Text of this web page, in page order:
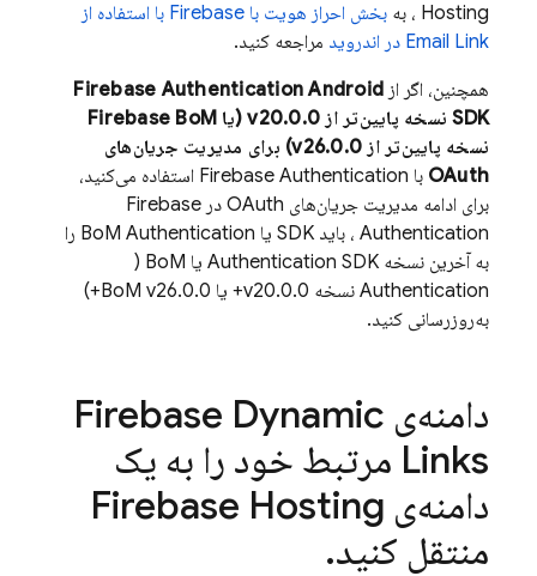
Hosting ، به
بخش احراز هویت با Firebase با استفاده از
Email Link در اندروید
مراجعه کنید.
همچنین، اگر از
Firebase AuthenticationAndroid
SDK نسخه پایین‌تر از v20.0.0 (یا
Firebase BoM
نسخه پایین‌تر از v26.0.0) برای مدیریت جریان‌های
OAuth با Firebase Authentication استفاده می‌کنید،
برای ادامه مدیریت جریان‌های OAuth در
Firebase
Authentication
، باید SDK یا BoM Authentication را
به آخرین نسخه
Authentication SDK یا BoM
(
Authentication نسخه v20.0.0+ یا BoM
v26.0.0+)
به‌روزرسانی کنید.
دامنه‌ی Firebase Dynamic
Links مرتبط خود را به یک
دامنه‌ی Firebase Hosting
منتقل کنید.